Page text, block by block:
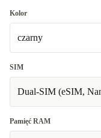
Kolor
czarny
czarny
Dostępne w innych
brązowy
SIM
Dual-SIM (eSIM,
Pamięć RAM